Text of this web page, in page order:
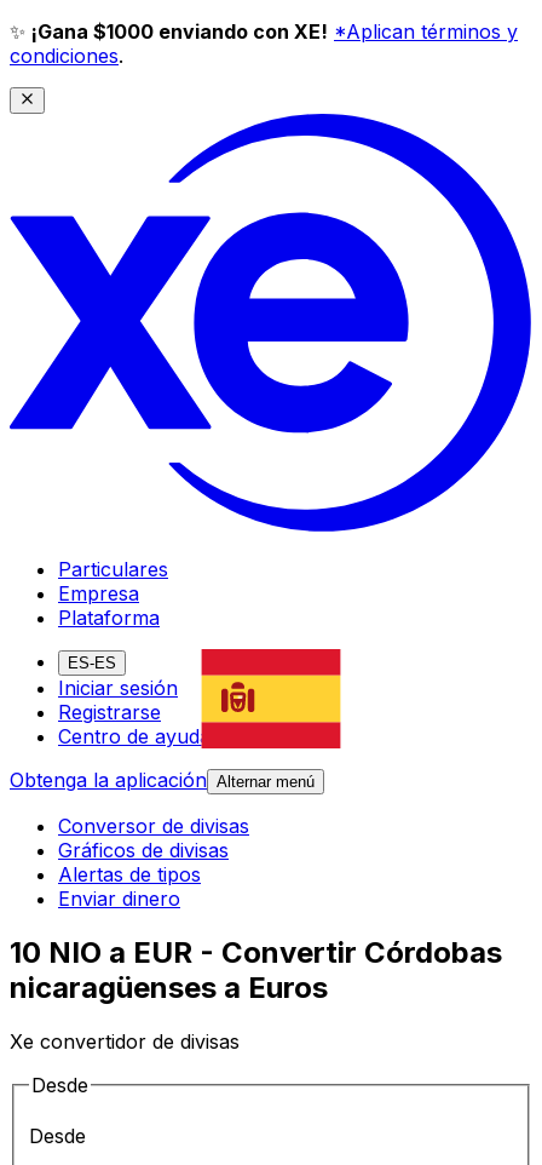
✨ ¡Gana $1000 enviando con XE! *Aplican términos y
condiciones.
Particulares
Empresa
Plataforma
ES-ES
Iniciar sesión
Registrarse
Centro de ayuda
Obtenga la aplicación Alternar menú
Conversor de divisas
Gráficos de divisas
Alertas de tipos
Enviar dinero
10 NIO a EUR - Convertir Córdobas
nicaragüenses a Euros
Xe convertidor de divisas
Desde
Desde